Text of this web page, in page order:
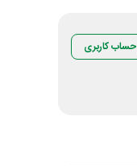
حساب کاربری